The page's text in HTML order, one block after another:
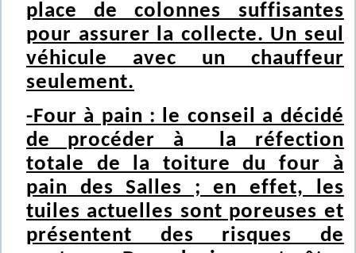
place de colonnes suffisantes
pour assurer la collecte. Un seul
véhicule avec un chauffeur
seulement.
-Four à pain : le conseil a décidé
de procéder à la réfection
totale de la toiture du four à
pain des Salles ; en effet, les
tuiles actuelles sont poreuses et
présentent des risques de